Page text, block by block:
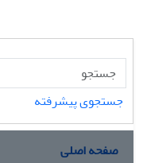
جستجوی پیشرفته
صفحه اصلی